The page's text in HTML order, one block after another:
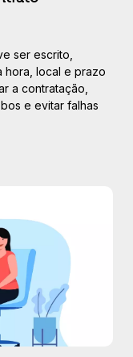
ser escrito,
hora, local e prazo
a contratação,
e evitar falhas